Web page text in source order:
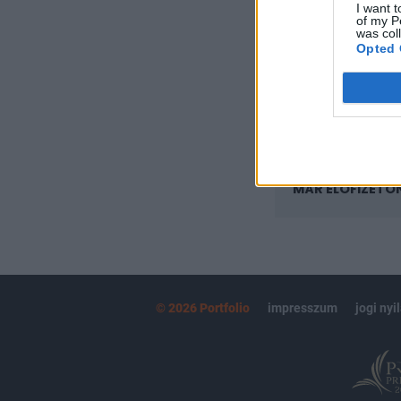
I want
of my
was
Opted
Az előfizetés a
Portfolio.hu
kötéslistái
MÁR
© 2026 Portfolio impresszum jogi